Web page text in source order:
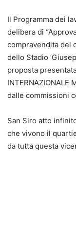
Il Programma dei
delibera di
compravendita del
dello Stadio
proposta
INTERNAZIONALE
dalle commissioni
San Siro atto
che vivono il
da tutta questa